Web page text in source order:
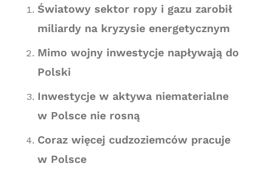
Światowy sektor ropy i gazu zarobił
miliardy na kryzysie energetycznym
Mimo wojny inwestycje napływają do
Polski
Inwestycje w aktywa niematerialne
w Polsce nie rosną
Coraz więcej cudzoziemców pracuje
w Polsce